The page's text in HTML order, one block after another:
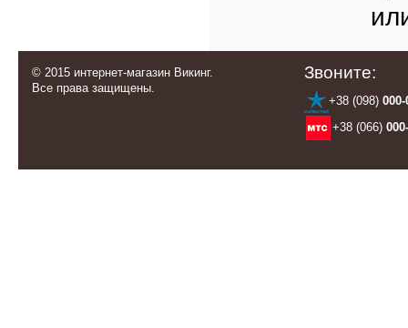
© 2015 интернет-магазин Викинг.
Все права защищены.
Звоните:
+38 (098) 000-
+38 (066)